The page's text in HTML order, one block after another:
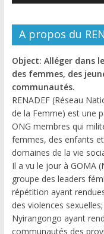
A propos du
Object: Alléger dans
des femmes, des
communautés.
RENADEF (Réseau
de la Femme) est une
ONG membres qui
femmes, des enfants
domaines de la vie
Il a vu le jour à GOMA
groupe des leaders
répétition ayant
des violences
Nyirangongo ayant
communautés des